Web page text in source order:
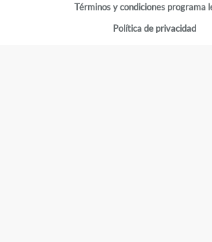
Términos y condiciones programa
Política de privacidad